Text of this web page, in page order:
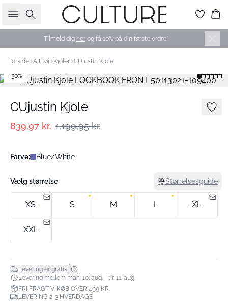
Søg
Tilmeld dig herog få 10% på din første ordre*
Forside Alt tøj Kjoler CUjustin Kjole
-30%
CUjustin Kjole
839,97 kr. 1.199,95 kr.
Farve: Blue/White
Vælg størrelse Størrelsesguide
XS S M L XL
XXL
Levering er gratis!*
Levering mellem man. 10. aug. - tir. 11. aug.
FRI FRAGT V. KØB OVER 499 KR.
LEVERING 2-3 HVERDAGE